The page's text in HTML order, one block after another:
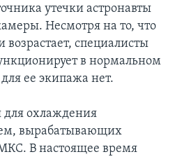
утечки астронавты
Несмотря на то, что
возрастает, специалисты
в нормальном
ее экипажа нет.
для охлаждения
вырабатывающих
В настоящее время